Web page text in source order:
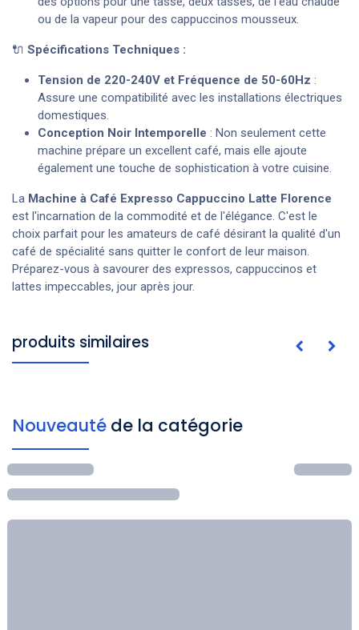
ou de la vapeur pour des cappuccinos mousseux.
🔌 Spécifications Techniques :
Tension de 220-240V et Fréquence de 50-60Hz :
Assure une compatibilité avec les installations électriques
domestiques.
Conception Noir Intemporelle : Non seulement cette
machine prépare un excellent café, mais elle ajoute
également une touche de sophistication à votre cuisine.
La Machine à Café Expresso Cappuccino Latte Florence
est l'incarnation de la commodité et de l'élégance. C'est le
choix parfait pour les amateurs de café désirant la qualité d'un
café de spécialité sans quitter le confort de leur maison.
Préparez-vous à savourer des expressos, cappuccinos et
lattes impeccables, jour après jour.
produits similaires
Nouveauté de la catégorie